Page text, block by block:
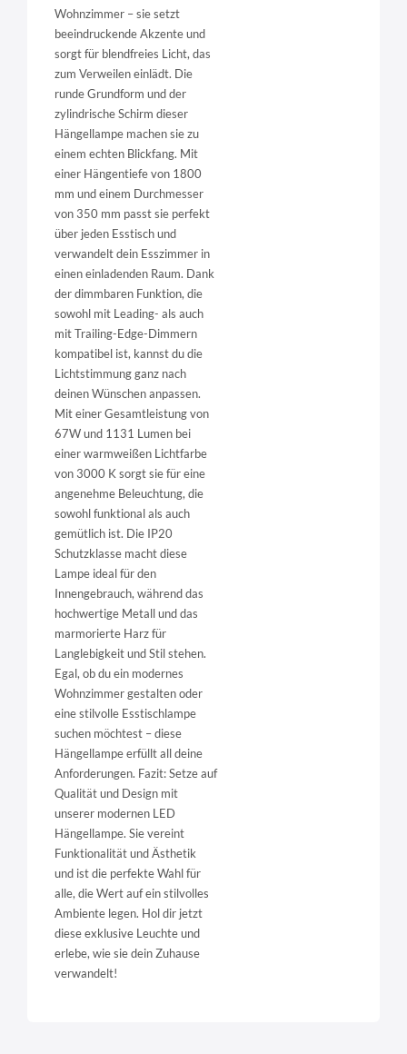
Wohnzimmer – sie setzt
beeindruckende Akzente und
sorgt für blendfreies Licht, das
zum Verweilen einlädt. Die
runde Grundform und der
zylindrische Schirm dieser
Hängellampe machen sie zu
einem echten Blickfang. Mit
einer Hängentiefe von 1800
mm und einem Durchmesser
von 350 mm passt sie perfekt
über jeden Esstisch und
verwandelt dein Esszimmer in
einen einladenden Raum. Dank
der dimmbaren Funktion, die
sowohl mit Leading- als auch
mit Trailing-Edge-Dimmern
kompatibel ist, kannst du die
Lichtstimmung ganz nach
deinen Wünschen anpassen.
Mit einer Gesamtleistung von
67W und 1131 Lumen bei
einer warmweißen Lichtfarbe
von 3000 K sorgt sie für eine
angenehme Beleuchtung, die
sowohl funktional als auch
gemütlich ist. Die IP20
Schutzklasse macht diese
Lampe ideal für den
Innengebrauch, während das
hochwertige Metall und das
marmorierte Harz für
Langlebigkeit und Stil stehen.
Egal, ob du ein modernes
Wohnzimmer gestalten oder
eine stilvolle Esstischlampe
suchen möchtest – diese
Hängellampe erfüllt all deine
Anforderungen. Fazit: Setze auf
Qualität und Design mit
unserer modernen LED
Hängellampe. Sie vereint
Funktionalität und Ästhetik
und ist die perfekte Wahl für
alle, die Wert auf ein stilvolles
Ambiente legen. Hol dir jetzt
diese exklusive Leuchte und
erlebe, wie sie dein Zuhause
verwandelt!